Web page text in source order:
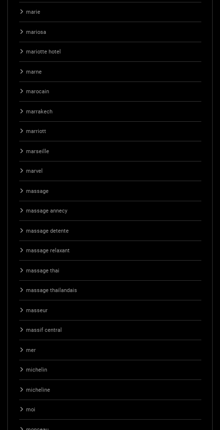
marie
mariosa
mariotte hotel
marne
marocain
marrakech
marriott
marseille
marvel
massage
massage annecy
massage detente
massage relaxant
massage thai
massage thailandais
masseur
massif central
mer
michelin
micheline
moi